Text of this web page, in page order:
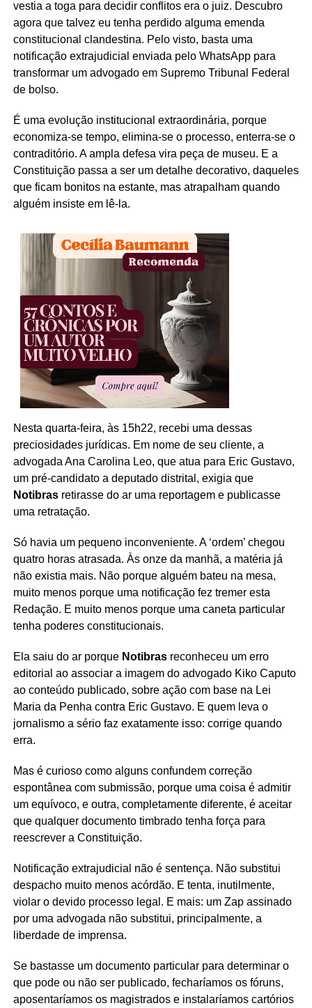
vestia a toga para decidir conflitos era o juiz. Descubro
agora que talvez eu tenha perdido alguma emenda
constitucional clandestina. Pelo visto, basta uma
notificação extrajudicial enviada pelo WhatsApp para
transformar um advogado em Supremo Tribunal Federal
de bolso.
É uma evolução institucional extraordinária, porque
economiza-se tempo, elimina-se o processo, enterra-se o
contraditório. A ampla defesa vira peça de museu. E a
Constituição passa a ser um detalhe decorativo, daqueles
que ficam bonitos na estante, mas atrapalham quando
alguém insiste em lê-la.
Nesta quarta-feira, às 15h22, recebi uma dessas
preciosidades jurídicas. Em nome de seu cliente, a
advogada Ana Carolina Leo, que atua para Eric Gustavo,
um pré-candidato a deputado distrital, exigia que
Notibrasretirasse do ar uma reportagem e publicasse
uma retratação.
Só havia um pequeno inconveniente. A ‘ordem’ chegou
quatro horas atrasada. Às onze da manhã, a matéria já
não existia mais. Não porque alguém bateu na mesa,
muito menos porque uma notificação fez tremer esta
Redação. E muito menos porque uma caneta particular
tenha poderes constitucionais.
Ela saiu do ar porque Notibrasreconheceu um erro
editorial ao associar a imagem do advogado Kiko Caputo
ao conteúdo publicado, sobre ação com base na Lei
Maria da Penha contra Eric Gustavo. E quem leva o
jornalismo a sério faz exatamente isso: corrige quando
erra.
Mas é curioso como alguns confundem correção
espontânea com submissão, porque uma coisa é admitir
um equívoco, e outra, completamente diferente, é aceitar
que qualquer documento timbrado tenha força para
reescrever a Constituição.
Notificação extrajudicial não é sentença. Não substitui
despacho muito menos acórdão. E tenta, inutilmente,
violar o devido processo legal. E mais: um Zap assinado
por uma advogada não substitui, principalmente, a
liberdade de imprensa.
Se bastasse um documento particular para determinar o
que pode ou não ser publicado, fecharíamos os fóruns,
aposentaríamos os magistrados e instalaríamos cartórios